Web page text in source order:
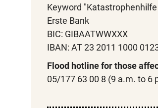
Keyword
Erste Bank
BIC: GIBAATWWXXX
IBAN: AT 23 2011 1000
Flood hotline for those
05/177 63 00 8 (9 a.m. to 6